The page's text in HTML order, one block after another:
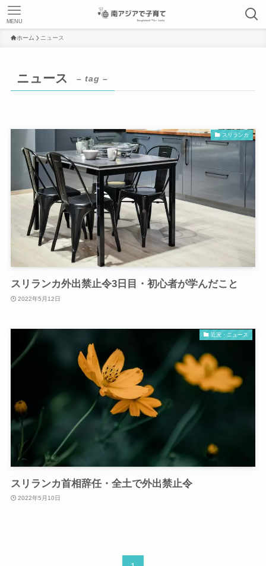
MENU
ホーム ニュース
ニュース – tag –
スリランカ
スリランカ外出禁止令3日目・初心者が学んだこと
2022年5月12日
近況・ニュース
スリランカ首相辞任・全土で外出禁止令
2022年5月10日